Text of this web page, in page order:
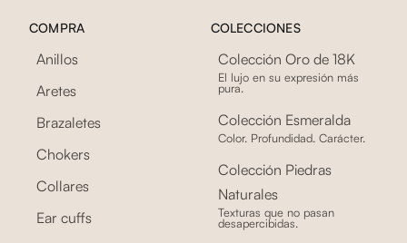
COMPRA
Anillos
Aretes
Brazaletes
Chokers
Collares
Ear cuffs
COLECCIONES
Colección Oro de 18K
El lujo en su expresión más
pura.
Colección Esmeralda
Color. Profundidad. Carácter.
Colección Piedras
Naturales
Texturas que no pasan
desapercibidas.